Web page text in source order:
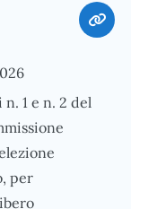
1 e n. 2 del
per